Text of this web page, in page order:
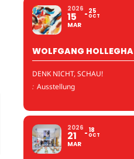
2026
15
MAR
25
OCT
WOLFGANG HOLLEGHA
DENK NICHT, SCHAU!
: Ausstellung
2026
21
MAR
18
OCT